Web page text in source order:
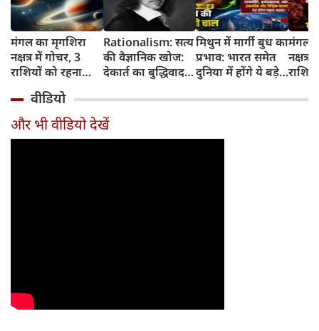
मंगल का मृगशिरा
नक्षत्र में गोचर, 3
राशियों को रहना
सावधान
Rationalism: सत्य
की वैज्ञानिक खोज:
देकार्त का बुद्धिवाद
का जन्म
मिथुन में मार्गी बुध का
प्रभाव: भारत समेत
दुनिया में होंगे ये बड़े
मंगल
नक्षत्र
किसे
वीडियो
और भी वीडियो देखें